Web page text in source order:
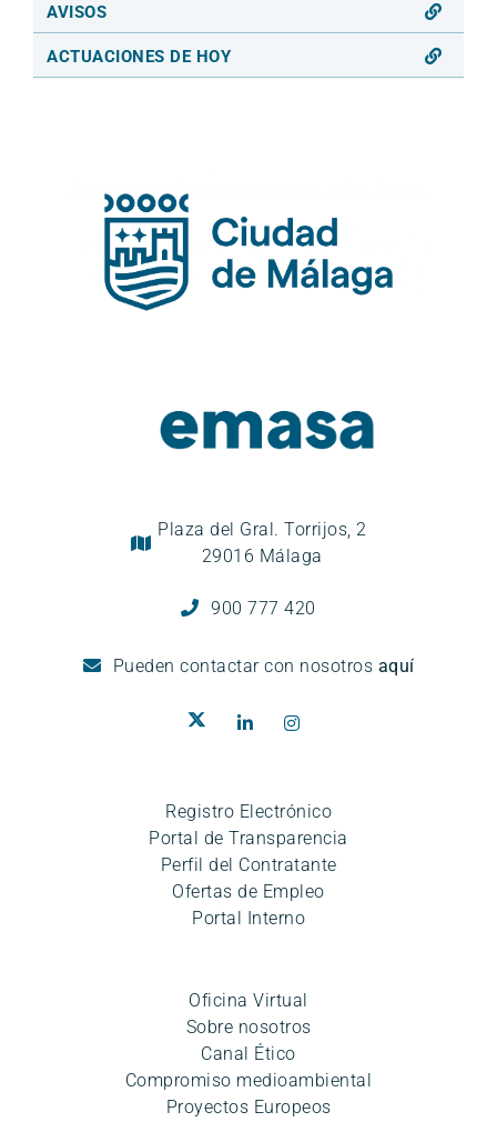
AVISOS
ACTUACIONES DE HOY
Plaza del Gral. Torrijos, 2
29016 Málaga
900 777 420
Pueden contactar con nosotros aquí
Registro Electrónico
Portal de Transparencia
Perfil del Contratante
Ofertas de Empleo
Portal Interno
Oficina Virtual
Sobre nosotros
Canal Ético
Compromiso medioambiental
Proyectos Europeos